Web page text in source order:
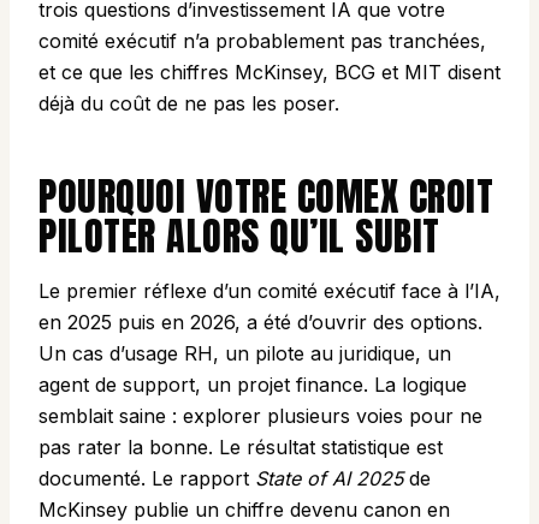
trois questions d’investissement IA que votre
comité exécutif n’a probablement pas tranchées,
et ce que les chiffres McKinsey, BCG et MIT disent
déjà du coût de ne pas les poser.
POURQUOI VOTRE COMEX CROIT
PILOTER ALORS QU’IL SUBIT
Le premier réflexe d’un comité exécutif face à l’IA,
en 2025 puis en 2026, a été d’ouvrir des options.
Un cas d’usage RH, un pilote au juridique, un
agent de support, un projet finance. La logique
semblait saine : explorer plusieurs voies pour ne
pas rater la bonne. Le résultat statistique est
documenté. Le rapport State of AI 2025de
McKinsey publie un chiffre devenu canon en